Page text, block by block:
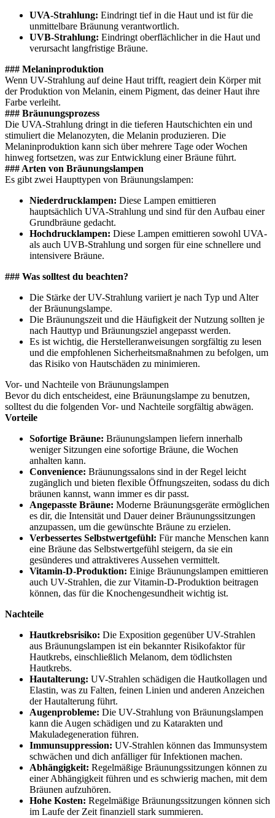
UVA-Strahlung: Eindringt tief in die Haut und ist für die
unmittelbare Bräunung verantwortlich.
UVB-Strahlung: Eindringt oberflächlicher in die Haut und
verursacht langfristige Bräune.
### Melaninproduktion
Wenn UV-Strahlung auf deine Haut trifft, reagiert dein Körper mit
der Produktion von Melanin, einem Pigment, das deiner Haut ihre
Farbe verleiht.
### Bräunungsprozess
Die UVA-Strahlung dringt in die tieferen Hautschichten ein und
stimuliert die Melanozyten, die Melanin produzieren. Die
Melaninproduktion kann sich über mehrere Tage oder Wochen
hinweg fortsetzen, was zur Entwicklung einer Bräune führt.
### Arten von Bräunungslampen
Es gibt zwei Haupttypen von Bräunungslampen:
Niederdrucklampen: Diese Lampen emittieren
hauptsächlich UVA-Strahlung und sind für den Aufbau einer
Grundbräune gedacht.
Hochdrucklampen: Diese Lampen emittieren sowohl UVA-
als auch UVB-Strahlung und sorgen für eine schnellere und
intensivere Bräune.
### Was solltest du beachten?
Die Stärke der UV-Strahlung variiert je nach Typ und Alter
der Bräunungslampe.
Die Bräunungszeit und die Häufigkeit der Nutzung sollten je
nach Hauttyp und Bräunungsziel angepasst werden.
Es ist wichtig, die Herstelleranweisungen sorgfältig zu lesen
und die empfohlenen Sicherheitsmaßnahmen zu befolgen, um
das Risiko von Hautschäden zu minimieren.
Vor- und Nachteile von Bräunungslampen
Bevor du dich entscheidest, eine Bräunungslampe zu benutzen,
solltest du die folgenden Vor- und Nachteile sorgfältig abwägen.
Vorteile
Sofortige Bräune: Bräunungslampen liefern innerhalb
weniger Sitzungen eine sofortige Bräune, die Wochen
anhalten kann.
Convenience: Bräunungssalons sind in der Regel leicht
zugänglich und bieten flexible Öffnungszeiten, sodass du dich
bräunen kannst, wann immer es dir passt.
Angepasste Bräune: Moderne Bräunungsgeräte ermöglichen
es dir, die Intensität und Dauer deiner Bräunungssitzungen
anzupassen, um die gewünschte Bräune zu erzielen.
Verbessertes Selbstwertgefühl: Für manche Menschen kann
eine Bräune das Selbstwertgefühl steigern, da sie ein
gesünderes und attraktiveres Aussehen vermittelt.
Vitamin-D-Produktion: Einige Bräunungslampen emittieren
auch UV-Strahlen, die zur Vitamin-D-Produktion beitragen
können, das für die Knochengesundheit wichtig ist.
Nachteile
Hautkrebsrisiko: Die Exposition gegenüber UV-Strahlen
aus Bräunungslampen ist ein bekannter Risikofaktor für
Hautkrebs, einschließlich Melanom, dem tödlichsten
Hautkrebs.
Hautalterung: UV-Strahlen schädigen die Hautkollagen und
Elastin, was zu Falten, feinen Linien und anderen Anzeichen
der Hautalterung führt.
Augenprobleme: Die UV-Strahlung von Bräunungslampen
kann die Augen schädigen und zu Katarakten und
Makuladegeneration führen.
Immunsuppression: UV-Strahlen können das Immunsystem
schwächen und dich anfälliger für Infektionen machen.
Abhängigkeit: Regelmäßige Bräunungssitzungen können zu
einer Abhängigkeit führen und es schwierig machen, mit dem
Bräunen aufzuhören.
Hohe Kosten: Regelmäßige Bräunungssitzungen können sich
im Laufe der Zeit finanziell stark summieren.